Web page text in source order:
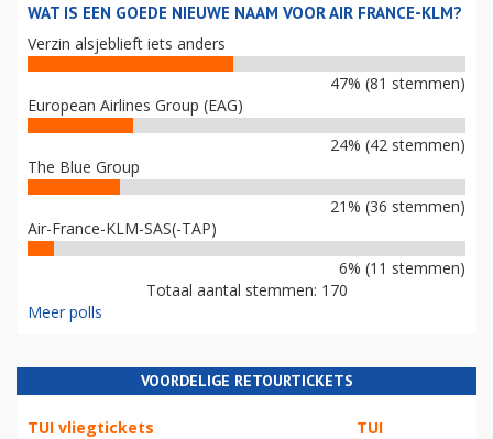
WAT IS EEN GOEDE NIEUWE NAAM VOOR AIR FRANCE-KLM?
Verzin alsjeblieft iets anders
47% (81 stemmen)
European Airlines Group (EAG)
24% (42 stemmen)
The Blue Group
21% (36 stemmen)
Air-France-KLM-SAS(-TAP)
6% (11 stemmen)
Totaal aantal stemmen: 170
Meer polls
VOORDELIGE RETOURTICKETS
TUI vliegtickets TUI